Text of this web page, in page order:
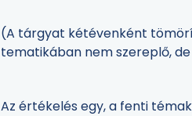
(A tárgyat kétévenként
tematikában nem szereplő,
Az értékelés egy, a fenti